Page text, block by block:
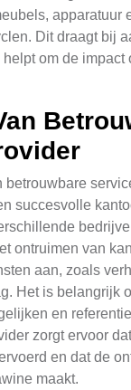
apparatuur
Dit draagt bij
om de impact
betrouwbare
succesvolle
ontruimen van
aan, zoals
Het is belangrijk
en
zorgt ervoor
en dat de
maakt.